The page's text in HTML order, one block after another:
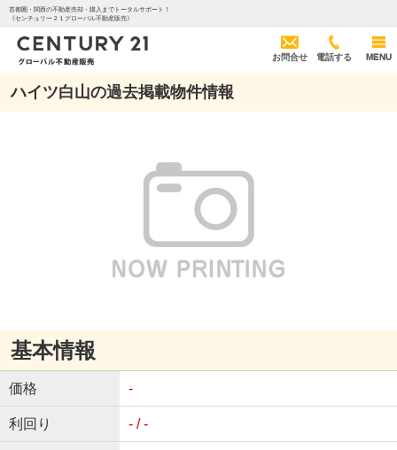
首都圏・関西の不動産売却・購入までトータルサポート！
《センチュリー２１グローバル不動産販売》
お問合せ 電話する MENU
ハイツ白山の過去掲載物件情報
基本情報
価格 -
利回り - / -